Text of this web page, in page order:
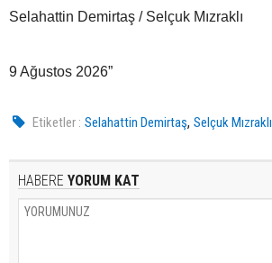
Selahattin Demirtaş / Selçuk Mızraklı
9 Ağustos 2026”
Etiketler : Selahattin Demirtaş,Selçuk Mızraklı
HABERE YORUM KAT